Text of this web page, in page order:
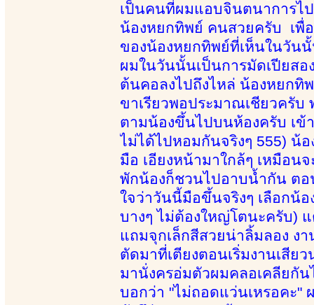
เป็นคนที่ผมแอบจินตนาการไ
น้องหยกทิพย์ คนสวยครับ เพื่
ของน้องหยกทิพย์ที่เห็นในวัน
ผมในวันนั้นเป็นการมัดเปียสอ
ต้นคอลงไปถึงไหล่ น้องหยกทิ
ขาเรียวพอประมาณเชียวครับ
ตามน้องขึ้นไปบนห้องครับ เ
ไม่ได้ไปหอมกันจริงๆ 555) น้
มือ เอียงหน้ามาใกล้ๆ เหมือ
พักน้องก็ชวนไปอาบน้ำกัน ตอ
ใจว่าวันนี้มือขึ้นจริงๆ เลือกน้อ
บางๆ ไม่ต้องใหญ่โตนะครับ)
แถมจุกเล็กสีสวยน่าลิ้มลอง ง
ตัดมาที่เตียงตอนเริ่มงานเสีย
มานั่งครอ่มตัวผมคลอเคลียกั
บอกว่า "ไม่ถอดแว่นเหรอคะ"